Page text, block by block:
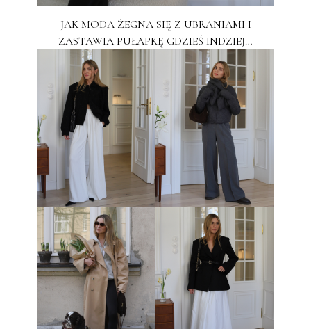
JAK MODA ŻEGNA SIĘ Z UBRANIAMI I
ZASTAWIA PUŁAPKĘ GDZIEŚ INDZIEJ…